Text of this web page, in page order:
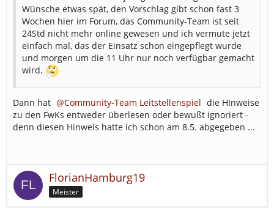
Wünsche etwas spät, den Vorschlag gibt schon fast 3
Wochen hier im Forum, das Community-Team ist seit
24Std nicht mehr online gewesen und ich vermute jetzt
einfach mal, das der Einsatz schon eingepflegt wurde
und morgen um die 11 Uhr nur noch verfügbar gemacht
wird.
Dann hat Community-Team Leitstellenspiel die HInweise
zu den FwKs entweder überlesen oder bewußt ignoriert -
denn diesen Hinweis hatte ich schon am 8.5. abgegeben ...
FlorianHamburg19
Meister